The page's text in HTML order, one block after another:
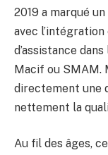
2019 a marqué
avec
d’assistance
Macif ou SMAM.
directement une
nettement la
Au fil des âges,